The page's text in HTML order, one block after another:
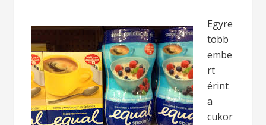
Egyre
több
embe
rt
érint
a
cukor